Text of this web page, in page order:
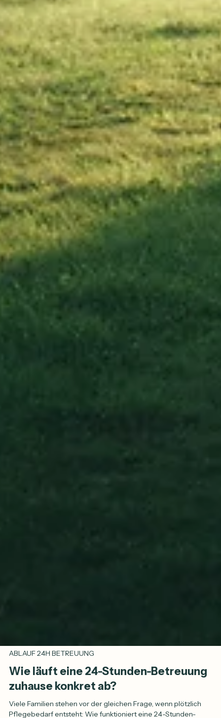
ABLAUF 24H BETREUUNG
Wie läuft eine 24-Stunden-Betreuung